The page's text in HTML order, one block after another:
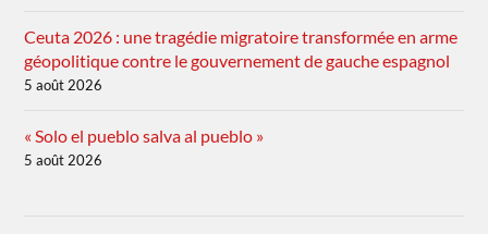
Ceuta 2026 : une tragédie migratoire transformée en arme
géopolitique contre le gouvernement de gauche espagnol
5 août 2026
« Solo el pueblo salva al pueblo »
5 août 2026